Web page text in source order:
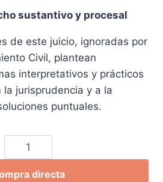
€.
actual
es:
115,60 €.
sustantivo y procesal
de este juicio, ignoradas por
Civil, plantean
interpretativos y prácticos
jurisprudencia y a la
puntuales.
División
judicial
dedirecta